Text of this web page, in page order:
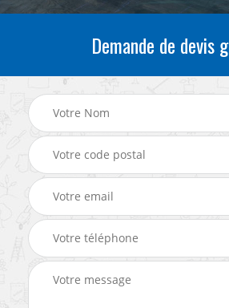
Demande de devis